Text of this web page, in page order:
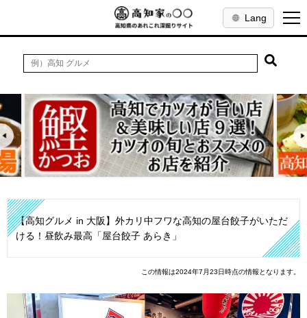
Lang
【高知グルメ in 大阪】外カリ中フワな高知の屋台餃子がいただ
ける！昼飲み最高「屋台餃子 あらき」
この情報は2024年7月23日時点の情報となります。